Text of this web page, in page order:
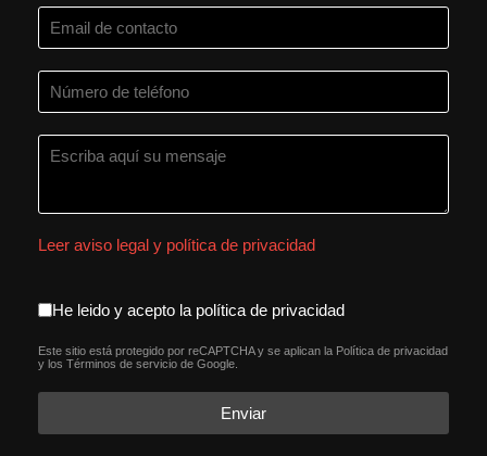
Leer aviso legal y política de privacidad
aceptacion política de
He leido y acepto la política de privacidad
reCAPTCHA*
Este sitio está protegido por reCAPTCHA y se aplican la Política de privacidad
y los Términos de servicio de Google.
Enviar